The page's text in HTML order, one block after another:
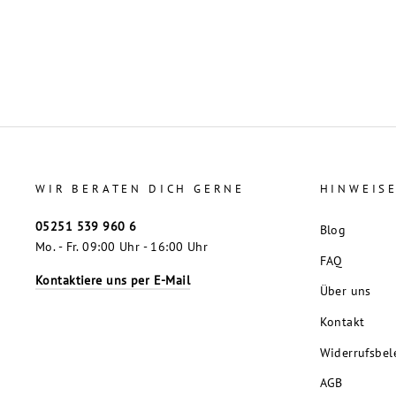
WIR BERATEN DICH GERNE
05251 539 960 6
Mo. - Fr. 09:00 Uhr - 16:00 Uhr
Kontaktiere uns per E-Mail
HINWEISE
Blog
FAQ
Über uns
Kontakt
AGB